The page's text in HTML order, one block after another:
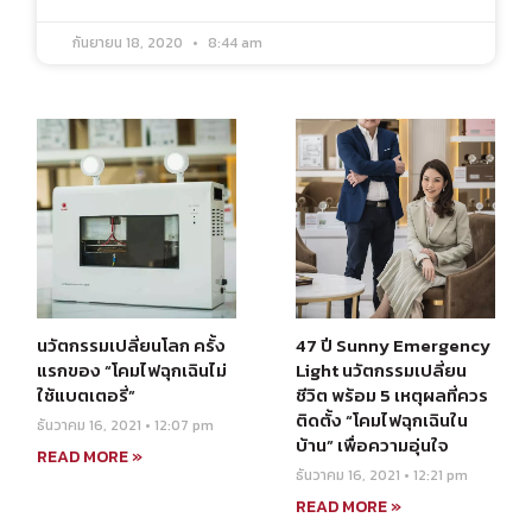
กันยายน 18, 2020 8:44 am
นวัตกรรมเปลี่ยนโลก ครั้ง
แรกของ “โคมไฟฉุกเฉินไม่
ใช้แบตเตอรี่”
ธันวาคม 16, 2021 12:07 pm
READ MORE »
47 ปี Sunny Emergency
Light นวัตกรรมเปลี่ยน
ชีวิต พร้อม 5 เหตุผลที่ควร
ติดตั้ง “โคมไฟฉุกเฉินใน
บ้าน” เพื่อความอุ่นใจ
ธันวาคม 16, 2021 12:21 pm
READ MORE »